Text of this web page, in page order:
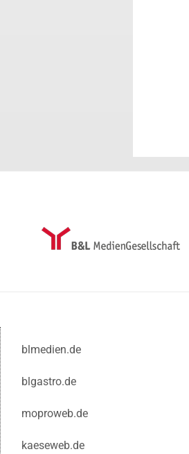
blmedien.de
blgastro.de
moproweb.de
kaeseweb.de